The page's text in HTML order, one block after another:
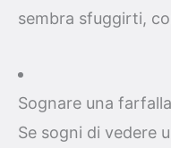
sembra sfuggirti,
Sognare una
Se sogni di vedere